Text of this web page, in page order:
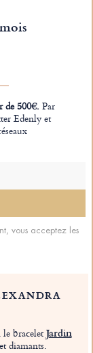
de 500€.Par
Edenly et
vous acceptez les
braceletJardin
diamants.